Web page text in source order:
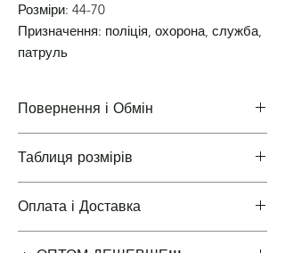
Розміри: 44-70
Призначення: поліція, охорона, служба,
патруль
Повернення і Обмін
Повернення і Обмін
Таблиця розмірів
Таблиці розмірів одягу
Оплата і Доставка